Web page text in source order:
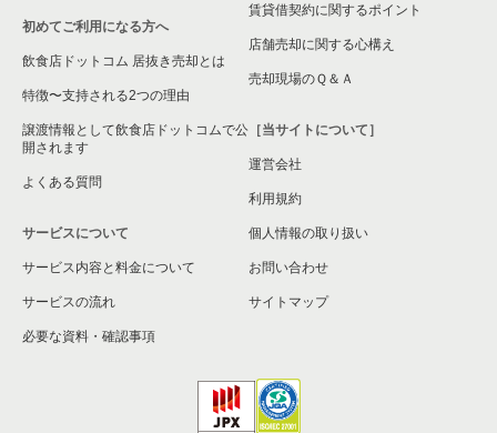
初めてご利用になる方へ
飲食店ドットコム 居抜き売却とは
特徴〜支持される2つの理由
譲渡情報として飲食店ドットコムで公
開されます
よくある質問
サービスについて
サービス内容と料金について
サービスの流れ
必要な資料・確認事項
賃貸借契約に関するポイント
店舗売却に関する心構え
売却現場のＱ＆Ａ
［当サイトについて］
運営会社
利用規約
個人情報の取り扱い
お問い合わせ
サイトマップ